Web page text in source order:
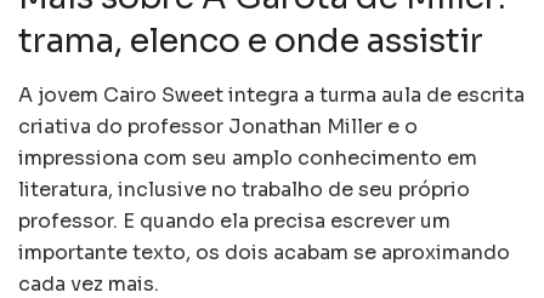
trama, elenco e onde assistir
A jovem Cairo Sweet integra a turma aula de escrita
criativa do professor Jonathan Miller e o
impressiona com seu amplo conhecimento em
literatura, inclusive no trabalho de seu próprio
professor. E quando ela precisa escrever um
importante texto, os dois acabam se aproximando
cada vez mais.